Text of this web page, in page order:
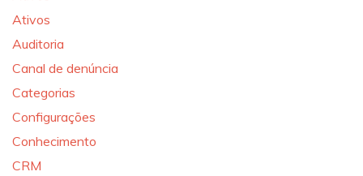
Ativos
Auditoria
Canal de denúncia
Categorias
Configurações
Conhecimento
CRM